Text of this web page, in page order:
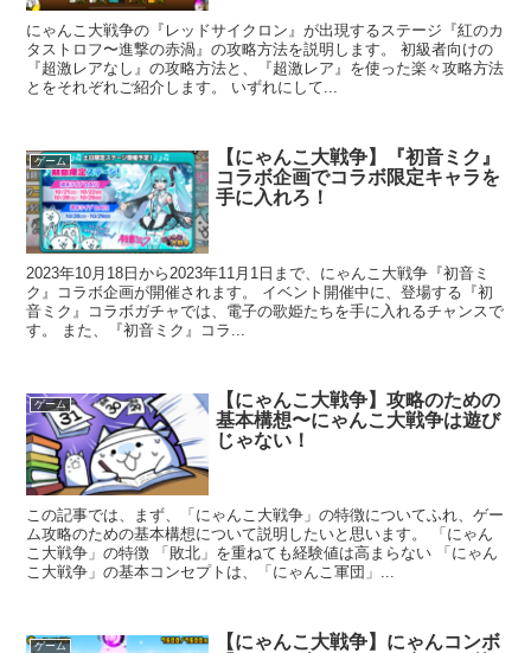
にゃんこ大戦争の『レッドサイクロン』が出現するステージ『紅のカ
タストロフ〜進撃の赤渦』の攻略方法を説明します。 初級者向けの
『超激レアなし』の攻略方法と、『超激レア』を使った楽々攻略方法
とをそれぞれご紹介します。 いずれにして...
ゲーム
【にゃんこ大戦争】『初音ミク』
コラボ企画でコラボ限定キャラを
手に入れろ！
2023年10月18日から2023年11月1日まで、にゃんこ大戦争『初音ミ
ク』コラボ企画が開催されます。 イベント開催中に、登場する『初
音ミク』コラボガチャでは、電子の歌姫たちを手に入れるチャンスで
す。 また、『初音ミク』コラ...
ゲーム
【にゃんこ大戦争】攻略のための
基本構想〜にゃんこ大戦争は遊び
じゃない！
この記事では、まず、「にゃんこ大戦争」の特徴についてふれ、ゲー
ム攻略のための基本構想について説明したいと思います。 「にゃん
こ大戦争」の特徴 「敗北」を重ねても経験値は高まらない 「にゃん
こ大戦争」の基本コンセプトは、「にゃんこ軍団」...
ゲーム
【にゃんこ大戦争】にゃんコンボ